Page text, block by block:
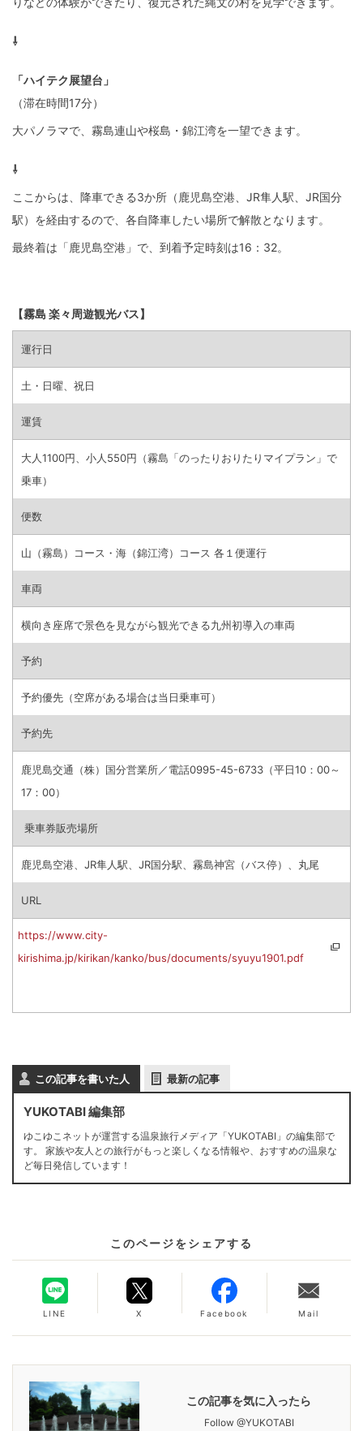
⇩
「ハイテク展望台」
（滞在時間17分）
大パノラマで、霧島連山や桜島・錦江湾を一望できます。
⇩
ここからは、降車できる3か所（鹿児島空港、JR隼人駅、JR国分
駅）を経由するので、各自降車したい場所で解散となります。
最終着は「鹿児島空港」で、到着予定時刻は16：32。
【霧島 楽々周遊観光バス】
運行日
土・日曜、祝日
運賃
大人1100円、小人550円（霧島「のったりおりたりマイプラン」で
乗車）
便数
山（霧島）コース・海（錦江湾）コース 各１便運行
車両
横向き座席で景色を見ながら観光できる九州初導入の車両
予約
予約優先（空席がある場合は当日乗車可）
予約先
鹿児島交通（株）国分営業所／電話0995-45-6733（平日10：00～
17：00）
乗車券販売場所
鹿児島空港、JR隼人駅、JR国分駅、霧島神宮（バス停）、丸尾
URL
https://www.city-
kirishima.jp/kirikan/kanko/bus/documents/syuyu1901.pdf
この記事を書いた人 最新の記事
YUKOTABI 編集部
ゆこゆこネットが運営する温泉旅行メディア「YUKOTABI」の編集部で
す。 家族や友人との旅行がもっと楽しくなる情報や、おすすめの温泉な
ど毎日発信しています！
このページをシェアする
LINE X Facebook Mail
この記事を気に入ったら
Follow @YUKOTABI